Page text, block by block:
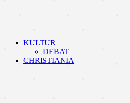
KULTUR
DEBAT
CHRISTIANIA